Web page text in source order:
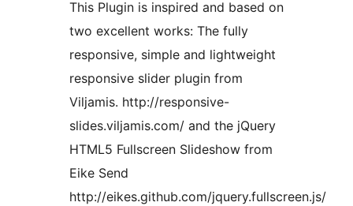
This Plugin is inspired and based on
two excellent works: The fully
responsive, simple and lightweight
responsive slider plugin from
Viljamis. http://responsive-
slides.viljamis.com/ and the jQuery
HTML5 Fullscreen Slideshow from
Eike Send
http://eikes.github.com/jquery.fullscreen.js/